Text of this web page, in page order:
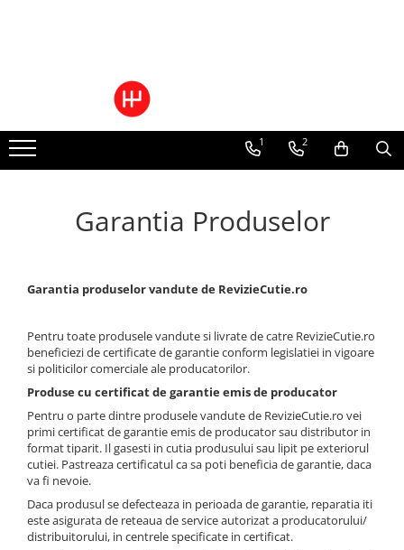
Ulei cutie automata
Filtre cutii automate
1 2
Garantia Produselor
Garantia produselor vandute de RevizieCutie.ro
Pentru toate produsele vandute si livrate de catre RevizieCutie.ro
beneficiezi de certificate de garantie conform legislatiei in vigoare
si politicilor comerciale ale producatorilor.
Produse cu certificat de garantie emis de producator
Pentru o parte dintre produsele vandute de RevizieCutie.ro vei
primi certificat de garantie emis de producator sau distributor in
format tiparit. Il gasesti in cutia produsului sau lipit pe exteriorul
cutiei. Pastreaza certificatul ca sa poti beneficia de garantie, daca
va fi nevoie.
Daca produsul se defecteaza in perioada de garantie, reparatia iti
este asigurata de reteaua de service autorizat a producatorului/
distribuitorului, in centrele specificate in certificat.